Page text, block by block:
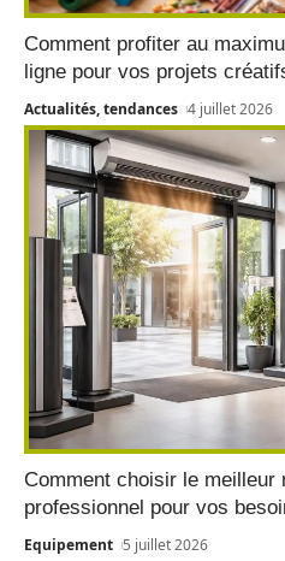
Comment profiter au
ligne pour vos projets
Actualités, tendances 4 juillet 2026
Comment choisir le meilleur
professionnel pour vos
Equipement 5 juillet 2026